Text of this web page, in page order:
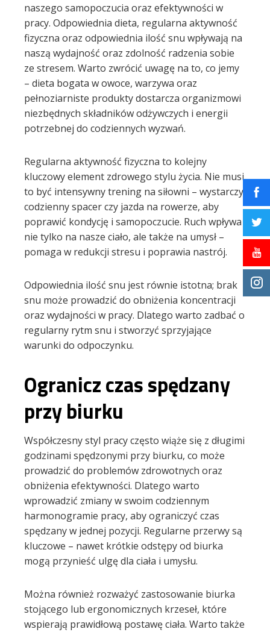
naszego samopoczucia oraz efektywności w
pracy. Odpowiednia dieta, regularna aktywność
fizyczna oraz odpowiednia ilość snu wpływają na
naszą wydajność oraz zdolność radzenia sobie
ze stresem. Warto zwrócić uwagę na to, co jemy
– dieta bogata w owoce, warzywa oraz
pełnoziarniste produkty dostarcza organizmowi
niezbędnych składników odżywczych i energii
potrzebnej do codziennych wyzwań.
Regularna aktywność fizyczna to kolejny
kluczowy element zdrowego stylu życia. Nie musi
to być intensywny trening na siłowni – wystarczy
codzienny spacer czy jazda na rowerze, aby
poprawić kondycję i samopoczucie. Ruch wpływa
nie tylko na nasze ciało, ale także na umysł –
pomaga w redukcji stresu i poprawia nastrój.
Odpowiednia ilość snu jest równie istotna; brak
snu może prowadzić do obniżenia koncentracji
oraz wydajności w pracy. Dlatego warto zadbać o
regularny rytm snu i stworzyć sprzyjające
warunki do odpoczynku.
Ogranicz czas spędzany
przy biurku
Współczesny styl pracy często wiąże się z długimi
godzinami spędzonymi przy biurku, co może
prowadzić do problemów zdrowotnych oraz
obniżenia efektywności. Dlatego warto
wprowadzić zmiany w swoim codziennym
harmonogramie pracy, aby ograniczyć czas
spędzany w jednej pozycji. Regularne przerwy są
kluczowe – nawet krótkie odstępy od biurka
mogą przynieść ulgę dla ciała i umysłu.
Można również rozważyć zastosowanie biurka
stojącego lub ergonomicznych krzeseł, które
wspierają prawidłową postawę ciała. Warto także